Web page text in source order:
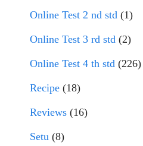
Online Test 2 nd std (1)
Online Test 3 rd std (2)
Online Test 4 th std (226)
Recipe (18)
Reviews (16)
Setu (8)